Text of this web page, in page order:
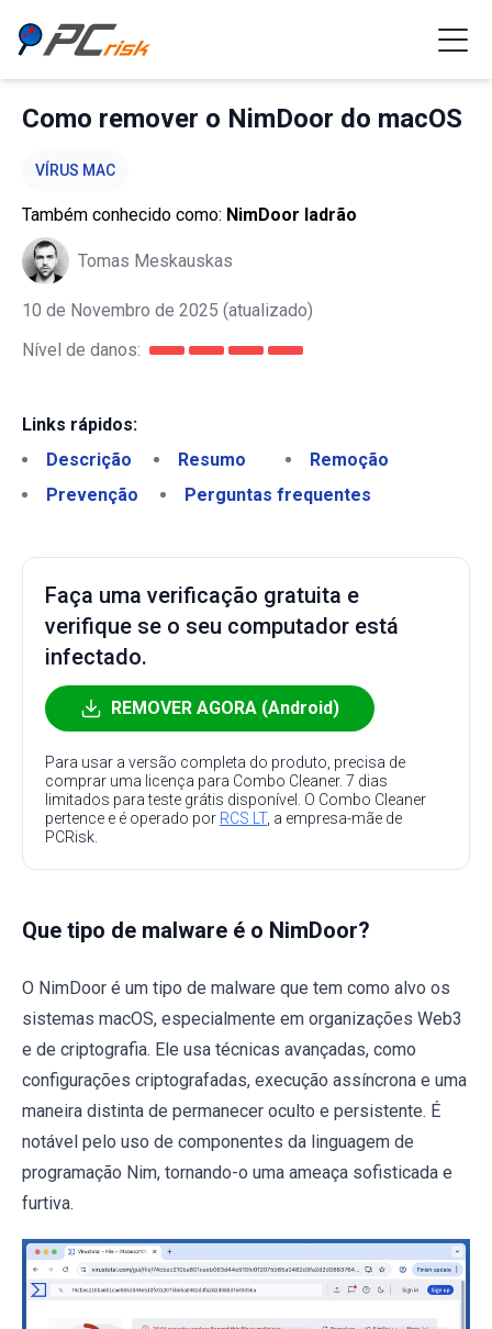
Como remover o NimDoor do macOS
VÍRUS MAC
Também conhecido como: NimDoor ladrão
Tomas Meskauskas
10 de Novembro de 2025 (atualizado)
Nível de danos:
Links rápidos:
Descrição
Resumo
Remoção
Prevenção
Perguntas frequentes
Faça uma verificação gratuita e
verifique se o seu computador está
infectado.
REMOVER AGORA (Android)
Para usar a versão completa do produto, precisa de
comprar uma licença para Combo Cleaner. 7 dias
limitados para teste grátis disponível. O Combo Cleaner
pertence e é operado por RCS LT, a empresa-mãe de
PCRisk.
Que tipo de malware é o NimDoor?
O NimDoor é um tipo de malware que tem como alvo os
sistemas macOS, especialmente em organizações Web3
e de criptografia. Ele usa técnicas avançadas, como
configurações criptografadas, execução assíncrona e uma
maneira distinta de permanecer oculto e persistente. É
notável pelo uso de componentes da linguagem de
programação Nim, tornando-o uma ameaça sofisticada e
furtiva.